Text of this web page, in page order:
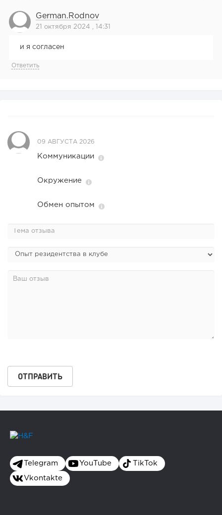
German.rodnov
21 октября 2024 , 14:31
и я согласен
Ответить
09 АВГУСТА 2026
Коммуникации
Окружение
Обмен опытом
Telegram YouTube TikTok
Vkontakte